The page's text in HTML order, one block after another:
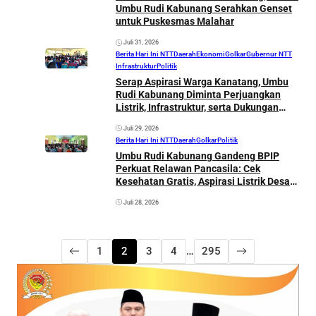
Umbu Rudi Kabunang Serahkan Genset
untuk Puskesmas Malahar
Juli 31, 2026
Berita Hari Ini NTTDaerah EkonomiGolkarGubernur NTT
InfrastrukturPolitik
Serap Aspirasi Warga Kanatang, Umbu
Rudi Kabunang Diminta Perjuangkan
Listrik, Infrastruktur, serta Dukungan
Juli 29, 2026
Berita Hari Ini NTTDaerahGolkarPolitik
Umbu Rudi Kabunang Gandeng BPIP
Perkuat Relawan Pancasila: Cek
Kesehatan Gratis, Aspirasi Listrik Desa
Juli 28, 2026
1 2 3 4 … 295